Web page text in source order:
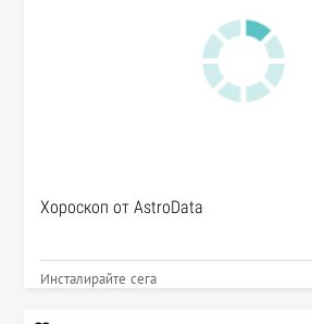
Хороскоп от AstroData
Инсталирайте сега